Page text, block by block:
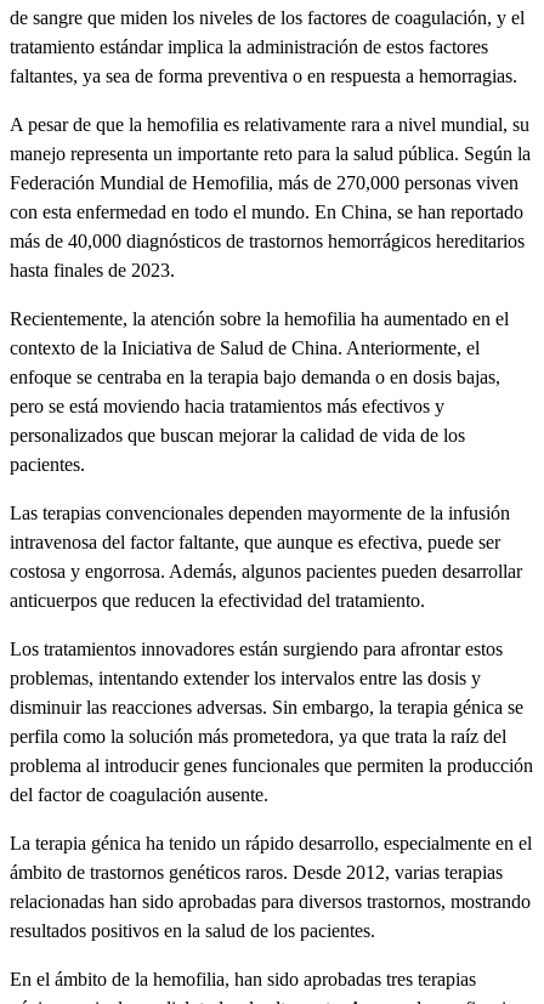
de sangre que miden los niveles de los factores de coagulación, y el
tratamiento estándar implica la administración de estos factores
faltantes, ya sea de forma preventiva o en respuesta a hemorragias.
A pesar de que la hemofilia es relativamente rara a nivel mundial, su
manejo representa un importante reto para la salud pública. Según la
Federación Mundial de Hemofilia, más de 270,000 personas viven
con esta enfermedad en todo el mundo. En China, se han reportado
más de 40,000 diagnósticos de trastornos hemorrágicos hereditarios
hasta finales de 2023.
Recientemente, la atención sobre la hemofilia ha aumentado en el
contexto de la Iniciativa de Salud de China. Anteriormente, el
enfoque se centraba en la terapia bajo demanda o en dosis bajas,
pero se está moviendo hacia tratamientos más efectivos y
personalizados que buscan mejorar la calidad de vida de los
pacientes.
Las terapias convencionales dependen mayormente de la infusión
intravenosa del factor faltante, que aunque es efectiva, puede ser
costosa y engorrosa. Además, algunos pacientes pueden desarrollar
anticuerpos que reducen la efectividad del tratamiento.
Los tratamientos innovadores están surgiendo para afrontar estos
problemas, intentando extender los intervalos entre las dosis y
disminuir las reacciones adversas. Sin embargo, la terapia génica se
perfila como la solución más prometedora, ya que trata la raíz del
problema al introducir genes funcionales que permiten la producción
del factor de coagulación ausente.
La terapia génica ha tenido un rápido desarrollo, especialmente en el
ámbito de trastornos genéticos raros. Desde 2012, varias terapias
relacionadas han sido aprobadas para diversos trastornos, mostrando
resultados positivos en la salud de los pacientes.
En el ámbito de la hemofilia, han sido aprobadas tres terapias